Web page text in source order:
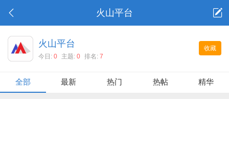
火山平台
收藏
火山平台
今日: 0 主题: 0 排名: 7
全部 最新 热门 热帖 精华